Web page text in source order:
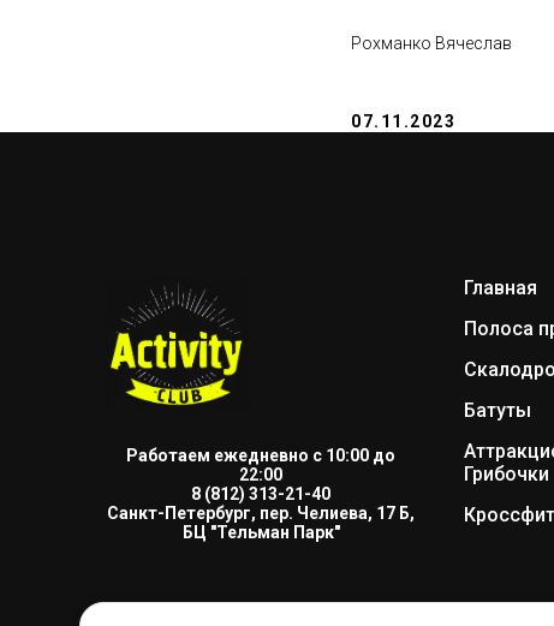
Рохманко Вячеслав
07.11.2023
Работаем ежедневно с 10:00 до
22:00
8 (812) 313-21-40
Санкт-Петербург, пер. Челиева, 17 Б,
БЦ "Тельман Парк"
Главная
Полоса
Батуты
Грибочки